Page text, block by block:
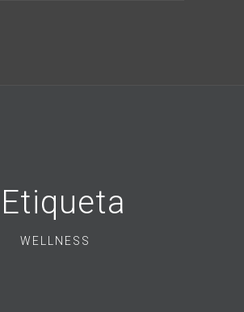
Etiqueta
WELLNESS